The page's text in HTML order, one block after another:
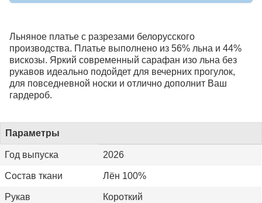
Льняное платье с разрезами белорусского
производства. Платье выполнено из 56% льна и 44%
вискозы. Яркий современный сарафан изо льна без
рукавов идеально подойдет для вечерних прогулок,
для повседневной носки и отлично дополнит Ваш
гардероб.
Параметры
Год выпуска 2026
Состав ткани Лён 100%
Рукав Короткий